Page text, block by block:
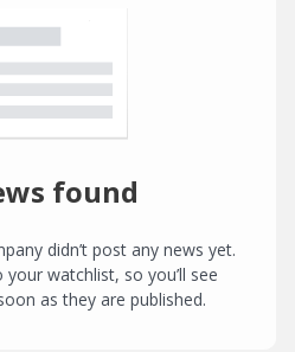
found
didn’t post any news yet.
watchlist, so you’ll see
as they are published.